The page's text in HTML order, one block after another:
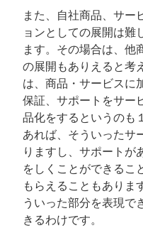
また、自社商品、サー
ョンとしての展開は難
ます。その場合は、他
の展開もありえると考
は、商品・サービスに
保証、サポートをサー
品化をするというのも
あれば、そういったサ
りますし、サポートが
をしくことができるこ
もらえることもありま
ういった部分を表現で
きるわけです。